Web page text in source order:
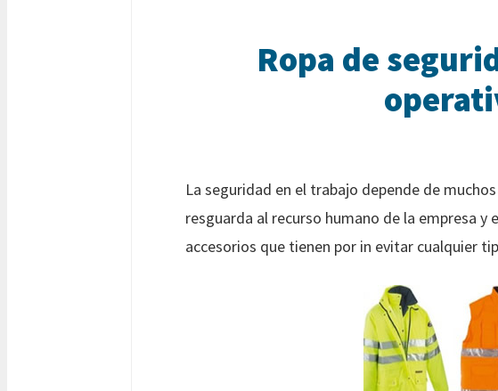
Ropa de
La seguridad en el trabajo depende de
resguarda al recurso humano de la empresa
accesorios que tienen por in evitar cualquier